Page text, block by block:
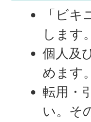
「ビ
します。
個人及
めます。
転用・
い。そ